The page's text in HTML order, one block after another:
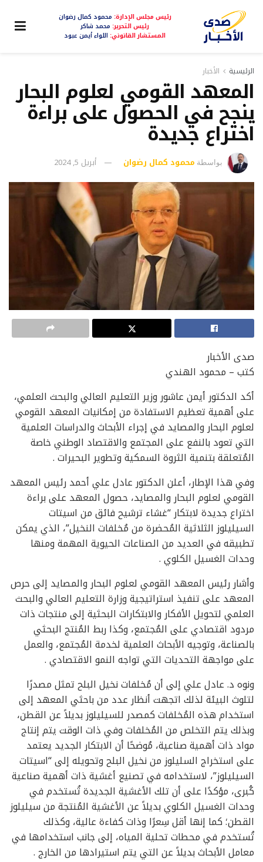
رئيس مجلس الإدارة: محمود كمال رضوان
رئيس التحرير: محمد شاكر
المستشار القانوني: اللواء أيمن عبود
الرئيسية الأخبار
المعهد القومي لعلوم البحار
ينجح في الحصول على براءة
اختراع جديدة
بواسطة محمود كمال رضوان أبريل 5, 2024
صدى الأخبار
كتب – محمود الهندي
أكد الدكتور أيمن عاشور وزير التعليم العالي والبحث العلمي،
على أهمية تعظيم الاستفادة من إمكانيات المعهد القومي
لعلوم البحار والمصايد في إجراء الأبحاث والدراسات العلمية
التي تعود بالنفع على المجتمع والاقتصاد الوطني خاصة
المُتعلقة بتنمية الثروة السمكية وتطوير البحيرات .
وفي هذا الإطار، أعلن الدكتور عادل علي أحمد رئيس المعهد
القومي لعلوم البحار والمصايد، حصول المعهد على براءة
اختراع جديدة لابتكار “غشاء ترشيح فائق من اسيتات
السيليلوز الثلاثية المُحضرة من مُخلفات النخيل”، الذي يمكن
تطبيقه في العديد من الصناعات الحيوية المهمة ومنها
وحدات الغسيل الكلوي .
وأشار رئيس المعهد القومي لعلوم البحار والمصايد إلى حرص
المعهد على تنفيذ استراتيجية وزارة التعليم العالي والبحث
العلمي لتحويل الأفكار والابتكارات البحثية إلى منتجات ذات
مردود اقتصادي على المُجتمع، وكذا ربط المُنتج البحثي
بالصناعة، وتوجيه الأبحاث العلمية لخدمة المُجتمع، والعمل
على مواجهة التحديات التي تواجه النمو الاقتصادي .
ونوه د. عادل علي إلى أن مُخلفات نخيل البلح تمثل مصدرًا
لتلوث البيئة لذلك اتجهت أنظار عدد من باحثي المعهد إلى
استخدام هذه المُخلفات كمصدر للسيليلوز بديلاً عن القطن،
وبذلك يتم التخلص من المُخلفات وفي ذات الوقت يتم إنتاج
مواد ذات أهمية صناعية، مُوضحًا أن الابتكار الجديد يعتمد
على استخراج السليلوز من نخيل البلح وتحويله إلى “اسيتات
السيليلوز”، لاستخدامه في تصنيع أغشية ذات أهمية صناعية
كُبرى، مؤكدًا على أن تلك الأغشية الجديدة تُستخدم في
وحدات الغسيل الكلوي بديلاً عن الأغشية المُنتجة من سيليلوز
القطن؛ كما إنها أقل سِعرًا وذات كفاءة عالية، وكذلك
تُستخدم في محطات تحلية المياه، إلى جانب استخدامها في
معامل الأبحاث بديلاً عن التي يتم استيرادها من الخارج .